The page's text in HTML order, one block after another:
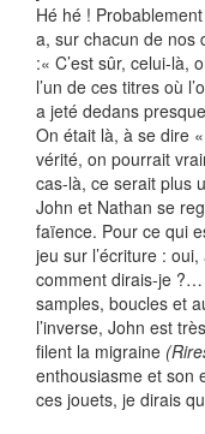
Hé hé !
a, sur chacun de nos
:« C’est sûr, celui-là,
l’un de ces titres où
a jeté dedans
On était là, à se dire
vérité, on pourrait
cas-là, ce serait plus
John et Nathan se
faïence. Pour ce qui
jeu sur l’écriture :
comment dirais-je ?…
samples, boucles et
l’inverse, John est
filent la migraine
enthousiasme et son
ces jouets, je dirais